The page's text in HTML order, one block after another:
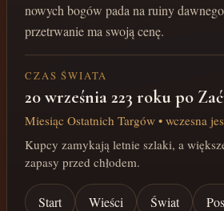
nowych bogów pada na ruiny
przetrwanie ma swoją cenę.
CZAS ŚWIATA
20 września 223 roku po
Miesiąc Ostatnich Targów • wczesna
Kupcy zamykają letnie szlaki, a
zapasy przed chłodem.
Start Wieści Świat